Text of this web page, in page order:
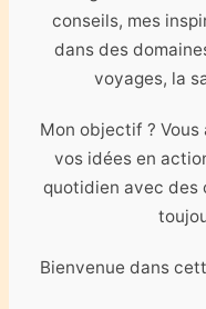
conseils, mes
dans des
voyages, la
Mon objectif ?
vos idées en
quotidien avec des
Bienvenue dans